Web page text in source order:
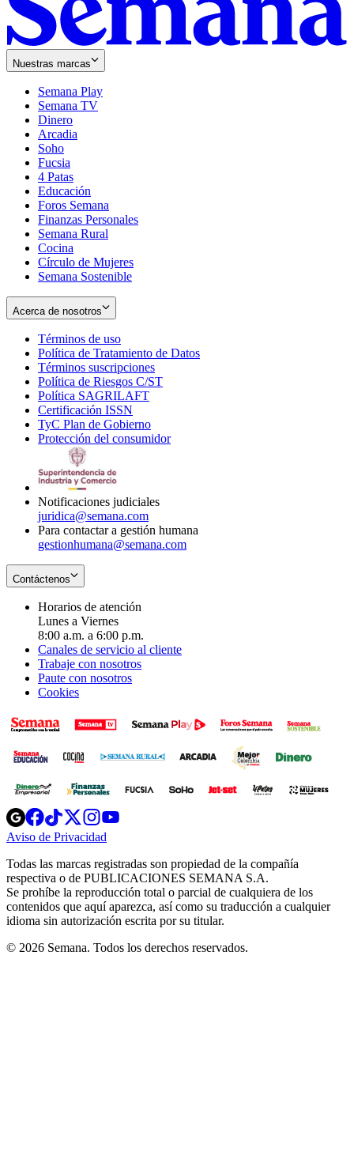
Nuestras marcas
Semana Play
Semana TV
Dinero
Arcadia
Soho
in
new
window
Fucsia
in
new
window
4 Patas
Educación
Foros Semana
Finanzas Personales
Semana Rural
Cocina
Círculo de Mujeres
Semana Sostenible
Acerca de nosotros
Términos de uso
in
new
window
Política de Tratamiento de Datos
Términos suscripciones
in
Política de Riesgos C/ST
Política SAGRILAFT
new
window
Certificación ISSN
in
new
TyC Plan de Gobierno
in
Protección del consumidorOpens
Notificaciones judiciales
juridica@semana.com
Para contactar a gestión humana
gestionhumana@semana.com
Contáctenos
Horarios de atención
Lunes a Viernes
8:00 a.m. a 6:00 p.m.
Canales de servicio al cliente
Trabaje con nosotros
Paute con nosotros
Cookies
Opens
in
new
Opens
in
new
Opens
in
new
window
Opens
new
windowwindow
Aviso de Privacidad
new
window
Todas las marcas registradas son propiedad de la compañía
respectiva o de PUBLICACIONES SEMANA S.A.
Se prohíbe la reproducción total o parcial de cualquiera de los
contenidos que aquí aparezca, así como su traducción a cualquier
idioma sin autorización escrita por su titular.
© 2026 Semana. Todos los derechos reservados.